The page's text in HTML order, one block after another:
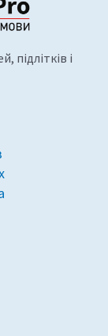
підлітків і